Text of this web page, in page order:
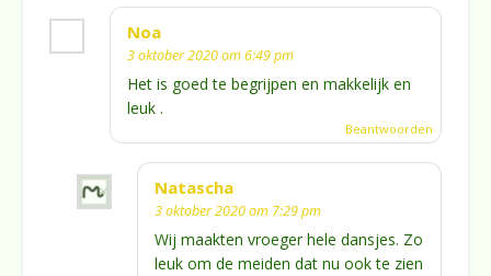
Noa
3 oktober 2020 om 6:49 pm
Het is goed te begrijpen en makkelijk en
leuk .
Beantwoorden
Natascha
3 oktober 2020 om 7:29 pm
Wij maakten vroeger hele dansjes. Zo
leuk om de meiden dat nu ook te zien